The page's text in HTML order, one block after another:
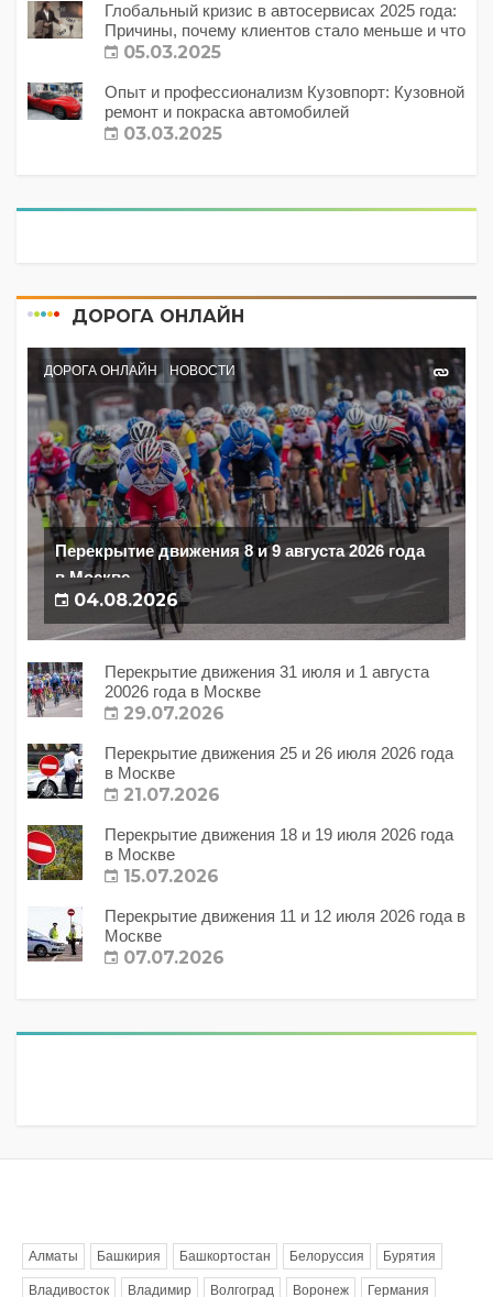
Глобальный кризис в автосервисах 2025 года:
Причины, почему клиентов стало меньше и что
с этим делать?
05.03.2025
Опыт и профессионализм Кузовпорт: Кузовной
ремонт и покраска автомобилей
03.03.2025
ДОРОГА ОНЛАЙН
ДОРОГА ОНЛАЙН НОВОСТИ
Перекрытие движения 8 и 9 августа 2026 года
в Москве
04.08.2026
Перекрытие движения 31 июля и 1 августа
20026 года в Москве
29.07.2026
Перекрытие движения 25 и 26 июля 2026 года
в Москве
21.07.2026
Перекрытие движения 18 и 19 июля 2026 года
в Москве
15.07.2026
Перекрытие движения 11 и 12 июля 2026 года в
Москве
07.07.2026
Алматы Башкирия Башкортостан Белоруссия Бурятия
Владивосток Владимир Волгоград Воронеж Германия